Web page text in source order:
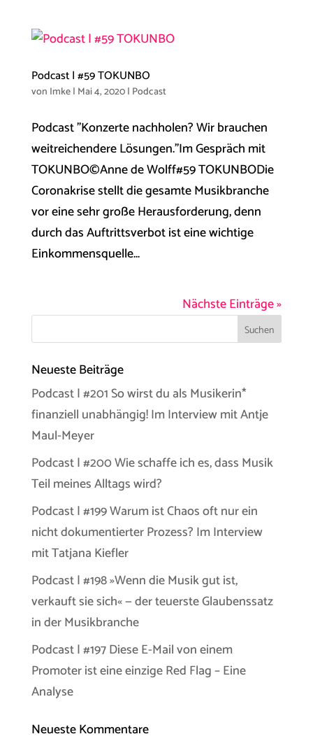
Podcast | #59 TOKUNBO
von Imke| Mai 4, 2020| Podcast
Podcast "Konzerte nachholen? Wir brauchen
weitreichendere Lösungen."Im Gespräch mit
TOKUNBO©Anne de Wolff#59 TOKUNBODie
Coronakrise stellt die gesamte Musikbranche
vor eine sehr große Herausforderung, denn
durch das Auftrittsverbot ist eine wichtige
Einkommensquelle...
Nächste Einträge »
Neueste Beiträge
Podcast | #201 So wirst du als Musikerin*
finanziell unabhängig! Im Interview mit Antje
Maul-Meyer
Podcast | #200 Wie schaffe ich es, dass Musik
Teil meines Alltags wird?
Podcast | #199 Warum ist Chaos oft nur ein
nicht dokumentierter Prozess? Im Interview
mit Tatjana Kiefler
Podcast | #198 »Wenn die Musik gut ist,
verkauft sie sich« — der teuerste Glaubenssatz
in der Musikbranche
Podcast | #197 Diese E-Mail von einem
Promoter ist eine einzige Red Flag – Eine
Analyse
Neueste Kommentare